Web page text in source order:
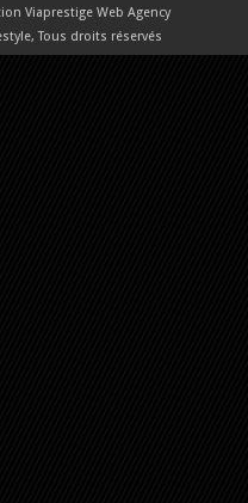
Viaprestige Web Agency
Tous droits réservés